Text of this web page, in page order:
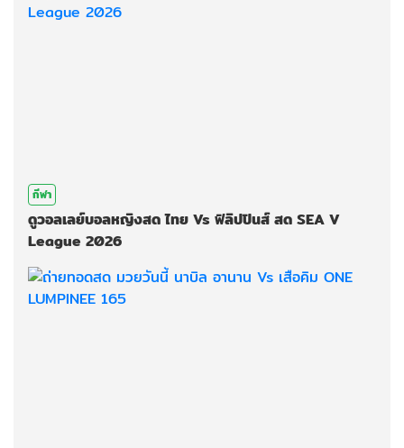
กีฬา
ดูวอลเลย์บอลหญิงสด ไทย Vs ฟิลิปปินส์ สด SEA V
League 2026